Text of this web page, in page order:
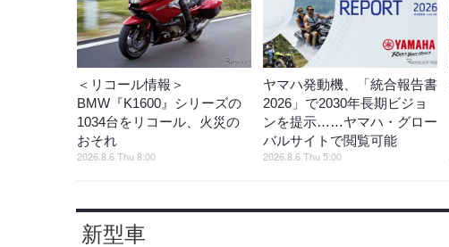
＜リコール情報＞
BMW『K1600』シリーズの
1034台をリコール、火災の
おそれ
2026.8.6 Thu 8:00
ヤマハ発動機、「統合報告書
2026」で2030年長期ビジョ
ンを提示……ヤマハ・グロー
バルサイトで閲覧可能
2026.8.6 Thu 5:00
新型車